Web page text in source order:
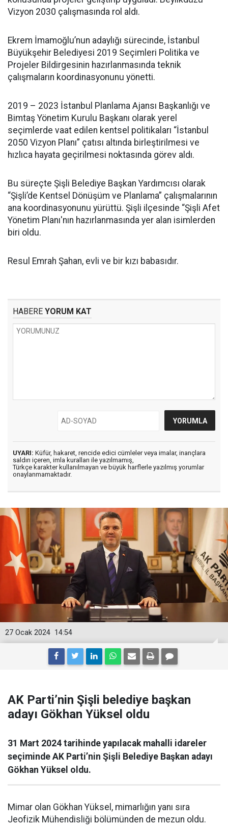
Vizyon 2030 çalışmasında rol aldı.
Ekrem İmamoğlu’nun adaylığı sürecinde, İstanbul
Büyükşehir Belediyesi 2019 Seçimleri Politika ve
Projeler Bildirgesinin hazırlanmasında teknik
çalışmaların koordinasyonunu yönetti.
2019 – 2023 İstanbul Planlama Ajansı Başkanlığı ve
Bimtaş Yönetim Kurulu Başkanı olarak yerel
seçimlerde vaat edilen kentsel politikaları “İstanbul
2050 Vizyon Planı” çatısı altında birleştirilmesi ve
hızlıca hayata geçirilmesi noktasında görev aldı.
Bu süreçte Şişli Belediye Başkan Yardımcısı olarak
“Şişli’de Kentsel Dönüşüm ve Planlama” çalışmalarının
ana koordinasyonunu yürüttü. Şişli ilçesinde “Şişli Afet
Yönetim Planı'nın hazırlanmasında yer alan isimlerden
biri oldu.
Resul Emrah Şahan, evli ve bir kızı babasıdır.
HABERE YORUM KAT
UYARI: Küfür, hakaret, rencide edici cümleler veya imalar, inançlara
saldırı içeren, imla kuralları ile yazılmamış,
Türkçe karakter kullanılmayan ve büyük harflerle yazılmış yorumlar
onaylanmamaktadır.
14:54
27 Ocak 2024
AK Parti’nin Şişli belediye başkan
adayı Gökhan Yüksel oldu
31 Mart 2024 tarihinde yapılacak mahalli idareler
seçiminde AK Parti’nin Şişli Belediye Başkan adayı
Gökhan Yüksel oldu.
Mimar olan Gökhan Yüksel, mimarlığın yanı sıra
Jeofizik Mühendisliği bölümünden de mezun oldu.